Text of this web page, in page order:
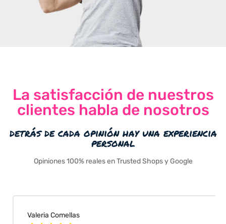
La satisfacción de nuestros
clientes habla de nosotros
detrás de cada opinión hay una experiencia
personal
Opiniones 100% reales en Trusted Shops y Google
Valeria Comellas